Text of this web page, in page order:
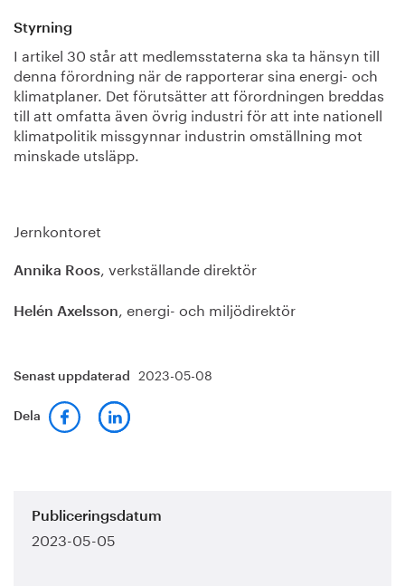
Styrning
I artikel 30 står att medlemsstaterna ska ta hänsyn till
denna förordning när de rapporterar sina energi- och
klimatplaner. Det förutsätter att förordningen breddas
till att omfatta även övrig industri för att inte nationell
klimatpolitik missgynnar industrin omställning mot
minskade utsläpp.
Jernkontoret
Annika Roos , verkställande direktör
Helén Axelsson , energi- och miljödirektör
Senast uppdaterad 2023-05-08
Dela
Publiceringsdatum
2023-05-05